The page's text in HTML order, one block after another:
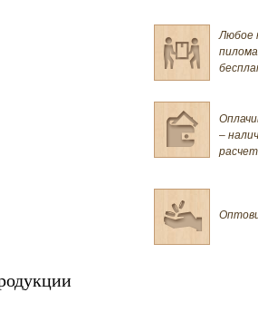
Любое
–
расчет